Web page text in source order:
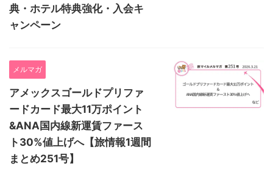
典・ホテル特典強化・入会キ
ャンペーン
メルマガ
アメックスゴールドプリファ
ードカード最大11万ポイント
&ANA国内線新運賃ファース
ト30%値上げへ【旅情報1週間
まとめ251号】